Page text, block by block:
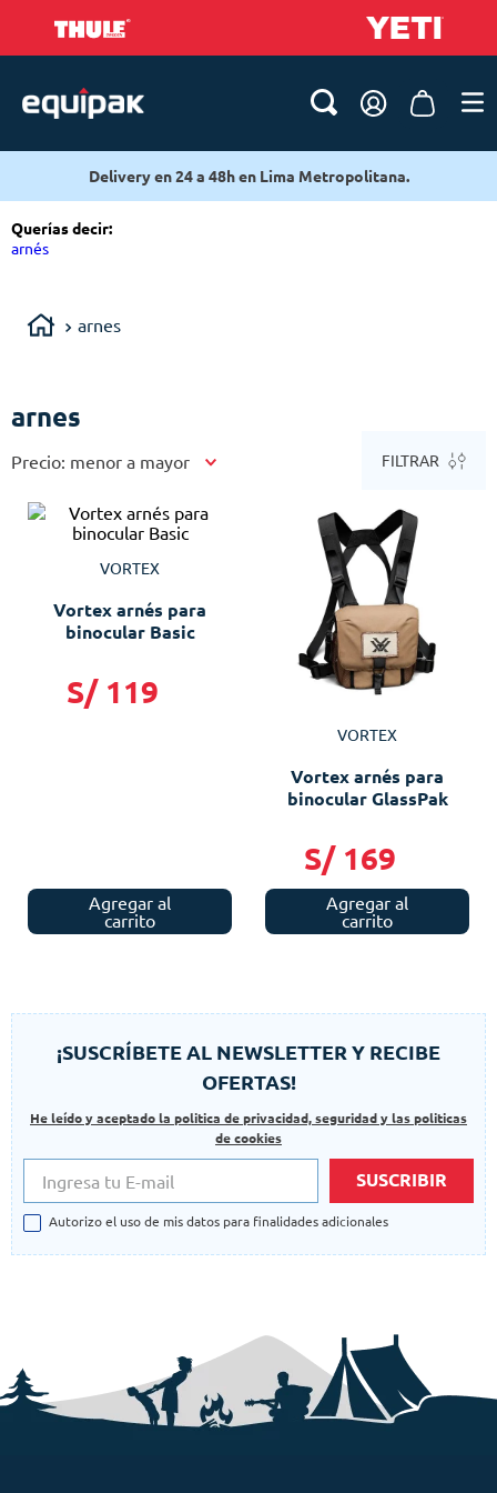
Delivery en 24 a 48h en Lima Metropolitana.
Querías decir:
arnés
arnes
arnes
Precio: menor a mayor FILTRAR
VORTEX
Vortex arnés para
binocular Basic
S/ 119
Agregar al
carrito
VORTEX
Vortex arnés para
binocular GlassPak
S/ 169
Agregar al
carrito
¡SUSCRÍBETE AL NEWSLETTER Y RECIBE
OFERTAS!
He leído y aceptado la politica de privacidad, seguridad y las politicas
de cookies
SUSCRIBIR
Autorizo el uso de mis datos para finalidades adicionales